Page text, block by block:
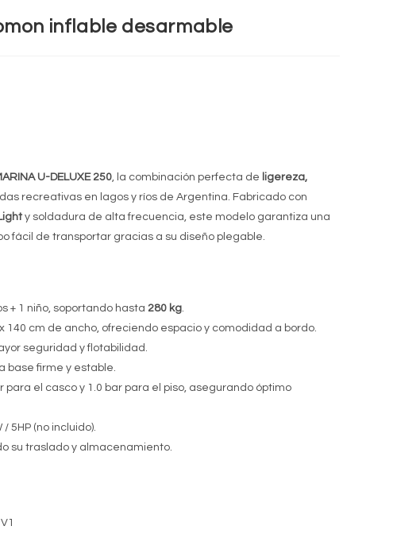
inflable desarmable
U-DELUXE 250, la combinación perfecta de ligereza,
recreativas en lagos y ríos de Argentina. Fabricado con
y soldadura de alta frecuencia, este modelo garantiza una
fácil de transportar gracias a su diseño plegable.
+ 1 niño, soportando hasta 280 kg.
140 cm de ancho, ofreciendo espacio y comodidad a bordo.
seguridad y flotabilidad.
base firme y estable.
para el casco y 1.0 bar para el piso, asegurando óptimo
/ 5HP (no incluido).
su traslado y almacenamiento.